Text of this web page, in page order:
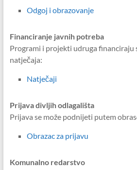
Odgoj i obrazovanje
Financiranje javnih potreba
Programi i projekti udruga financiraju
natječaja:
Natječaji
Prijava divljih odlagališta
Prijava se može podnijeti putem
Obrazac za prijavu
Komunalno redarstvo